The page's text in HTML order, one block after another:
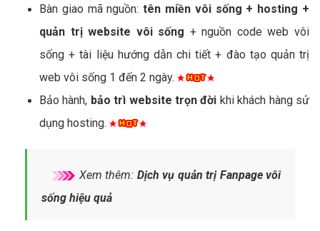
Bàn giao mã nguồn:tên miền vôi sống + hosting +
quản trị website vôi sống + nguồn code web vôi
sống + tài liệu hướng dẫn chi tiết + đào tạo quản trị
web vôi sống 1 đến 2 ngày.
Bảo hành, bảo trì website trọn đời khi khách hàng sử
dụng hosting.
Xem thêm: Dịch vụ quản trị Fanpage vôi
sống hiệu quả